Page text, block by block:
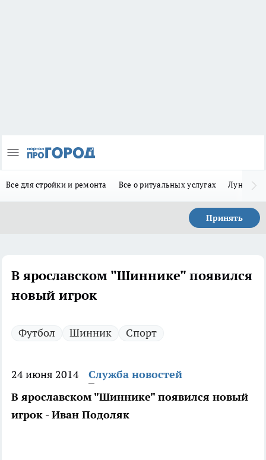
Все для стройки и ремонта Все о ритуальных услугах Лунно-
Принять
В ярославском "Шиннике" появился
новый игрок
Футбол Шинник Спорт
24 июня 2014
Служба новостей
В ярославском "Шиннике" появился новый
игрок - Иван Подоляк